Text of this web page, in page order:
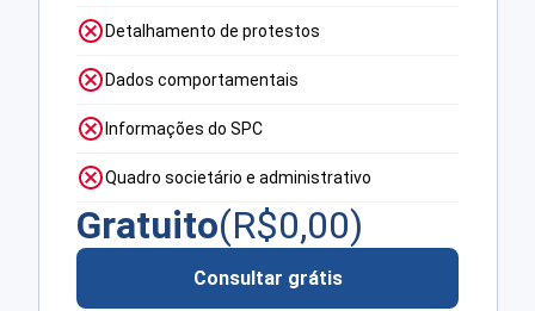
Detalhamento de protestos
Dados comportamentais
Informações do SPC
Quadro societário e administrativo
Gratuito(R$0,00)
Consultar grátis